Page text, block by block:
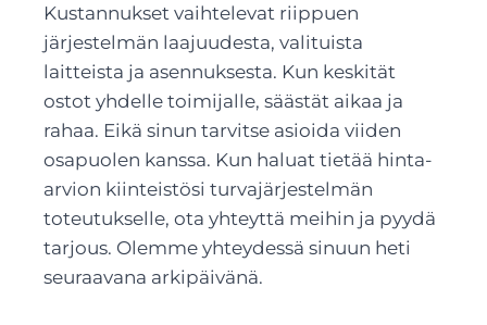
Kustannukset vaihtelevat riippuen
järjestelmän laajuudesta, valituista
laitteista ja asennuksesta. Kun keskität
ostot yhdelle toimijalle, säästät aikaa ja
rahaa. Eikä sinun tarvitse asioida viiden
osapuolen kanssa. Kun haluat tietää hinta-
arvion kiinteistösi turvajärjestelmän
toteutukselle, ota yhteyttä meihin ja pyydä
tarjous. Olemme yhteydessä sinuun heti
seuraavana arkipäivänä.